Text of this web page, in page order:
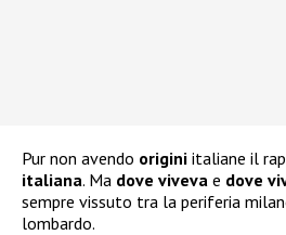
Pur non avendo origini italiane il
italiana. Ma dove viveva e dove
sempre vissuto tra la periferia
lombardo.